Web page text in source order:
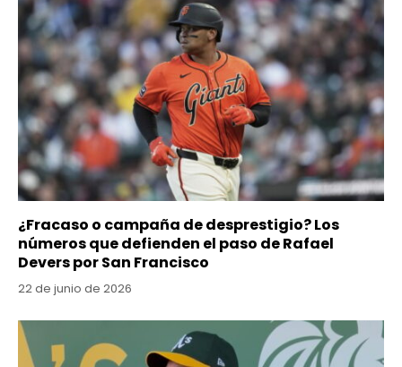
¿Fracaso o campaña de desprestigio? Los
números que defienden el paso de Rafael
Devers por San Francisco
22 de junio de 2026